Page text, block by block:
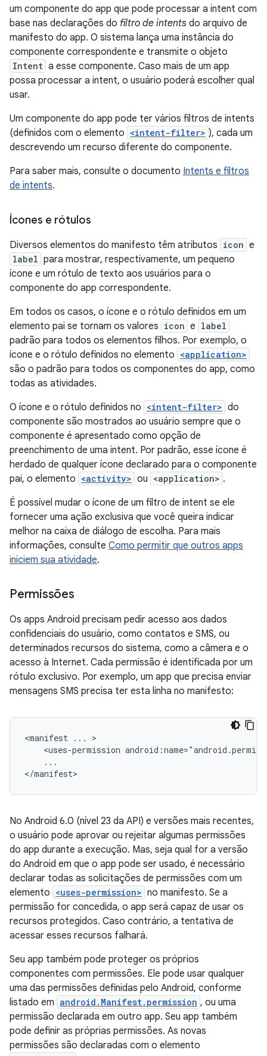
um componente do app que pode processar a intent com
base nas declarações do filtro de intents do arquivo de
manifesto do app. O sistema lança uma instância do
componente correspondente e transmite o objeto
Intent a esse componente. Caso mais de um app
possa processar a intent, o usuário poderá escolher qual
usar.
Um componente do app pode ter vários filtros de intents
(definidos com o elemento <intent-filter> ), cada um
descrevendo um recurso diferente do componente.
Para saber mais, consulte o documento Intents e filtros
de intents.
Ícones e rótulos
Diversos elementos do manifesto têm atributos icon e
label para mostrar, respectivamente, um pequeno
ícone e um rótulo de texto aos usuários para o
componente do app correspondente.
Em todos os casos, o ícone e o rótulo definidos em um
elemento pai se tornam os valores icon e label
padrão para todos os elementos filhos. Por exemplo, o
ícone e o rótulo definidos no elemento <application>
são o padrão para todos os componentes do app, como
todas as atividades.
O ícone e o rótulo definidos no <intent-filter> do
componente são mostrados ao usuário sempre que o
componente é apresentado como opção de
preenchimento de uma intent. Por padrão, esse ícone é
herdado de qualquer ícone declarado para o componente
pai, o elemento <activity> ou <application> .
É possível mudar o ícone de um filtro de intent se ele
fornecer uma ação exclusiva que você queira indicar
melhor na caixa de diálogo de escolha. Para mais
informações, consulte Como permitir que outros apps
iniciem sua atividade.
Permissões
Os apps Android precisam pedir acesso aos dados
confidenciais do usuário, como contatos e SMS, ou
determinados recursos do sistema, como a câmera e o
acesso à Internet. Cada permissão é identificada por um
rótulo exclusivo. Por exemplo, um app que precisa enviar
mensagens SMS precisa ter esta linha no manifesto:
<manifest ...
<uses-permission
...
</manifest>
No Android 6.0 (nível 23 da API) e versões mais recentes,
o usuário pode aprovar ou rejeitar algumas permissões
do app durante a execução. Mas, seja qual for a versão
do Android em que o app pode ser usado, é necessário
declarar todas as solicitações de permissões com um
elemento <uses-permission> no manifesto. Se a
permissão for concedida, o app será capaz de usar os
recursos protegidos. Caso contrário, a tentativa de
acessar esses recursos falhará.
Seu app também pode proteger os próprios
componentes com permissões. Ele pode usar qualquer
uma das permissões definidas pelo Android, conforme
listado em android.Manifest.permission , ou uma
permissão declarada em outro app. Seu app também
pode definir as próprias permissões. As novas
permissões são declaradas com o elemento